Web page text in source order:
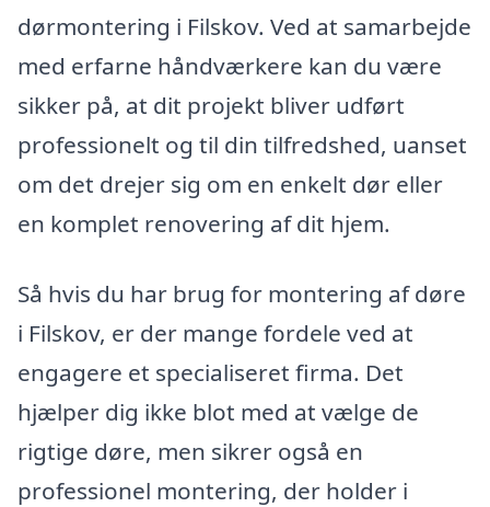
dørmontering i Filskov. Ved at samarbejde
med erfarne håndværkere kan du være
sikker på, at dit projekt bliver udført
professionelt og til din tilfredshed, uanset
om det drejer sig om en enkelt dør eller
en komplet renovering af dit hjem.
Så hvis du har brug for montering af døre
i Filskov, er der mange fordele ved at
engagere et specialiseret firma. Det
hjælper dig ikke blot med at vælge de
rigtige døre, men sikrer også en
professionel montering, der holder i